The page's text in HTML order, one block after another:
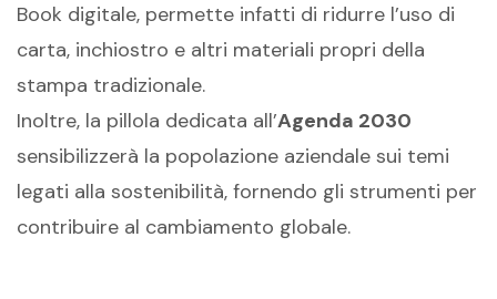
Book digitale, permette infatti di ridurre l’uso di
carta, inchiostro e altri materiali propri della
stampa tradizionale.
Inoltre, la pillola dedicata all’Agenda 2030
sensibilizzerà la popolazione aziendale sui temi
legati alla sostenibilità, fornendo gli strumenti per
contribuire al cambiamento globale.